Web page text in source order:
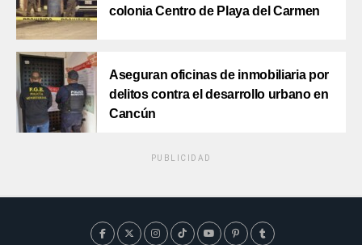
colonia Centro de Playa del Carmen
Aseguran oficinas de inmobiliaria por
delitos contra el desarrollo urbano en
Cancún
PUBLICIDAD